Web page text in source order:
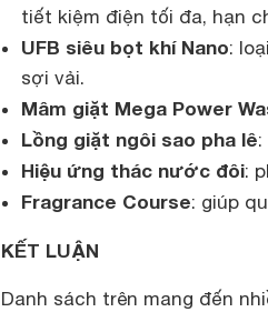
tiết kiệm điện tối đa, hạn
UFB siêu bọt khí Nano:
sợi vải.
Mâm giặt Mega Power
Lồng giặt ngôi sao pha lê
Hiệu ứng thác nước đôi:
Fragrance Course: giúp
KẾT LUẬN
Danh sách trên mang đến